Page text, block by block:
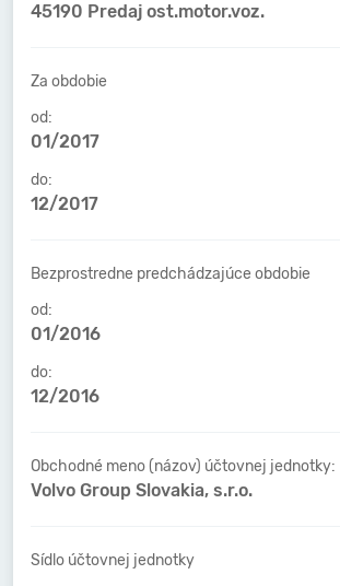
45190 Predaj ost.motor.voz.
Za obdobie
od:
01/2017
do:
12/2017
Bezprostredne predchádzajúce obdobie
od:
01/2016
do:
12/2016
Obchodné meno (názov) účtovnej jednotky:
Volvo Group Slovakia, s.r.o.
Sídlo účtovnej jednotky